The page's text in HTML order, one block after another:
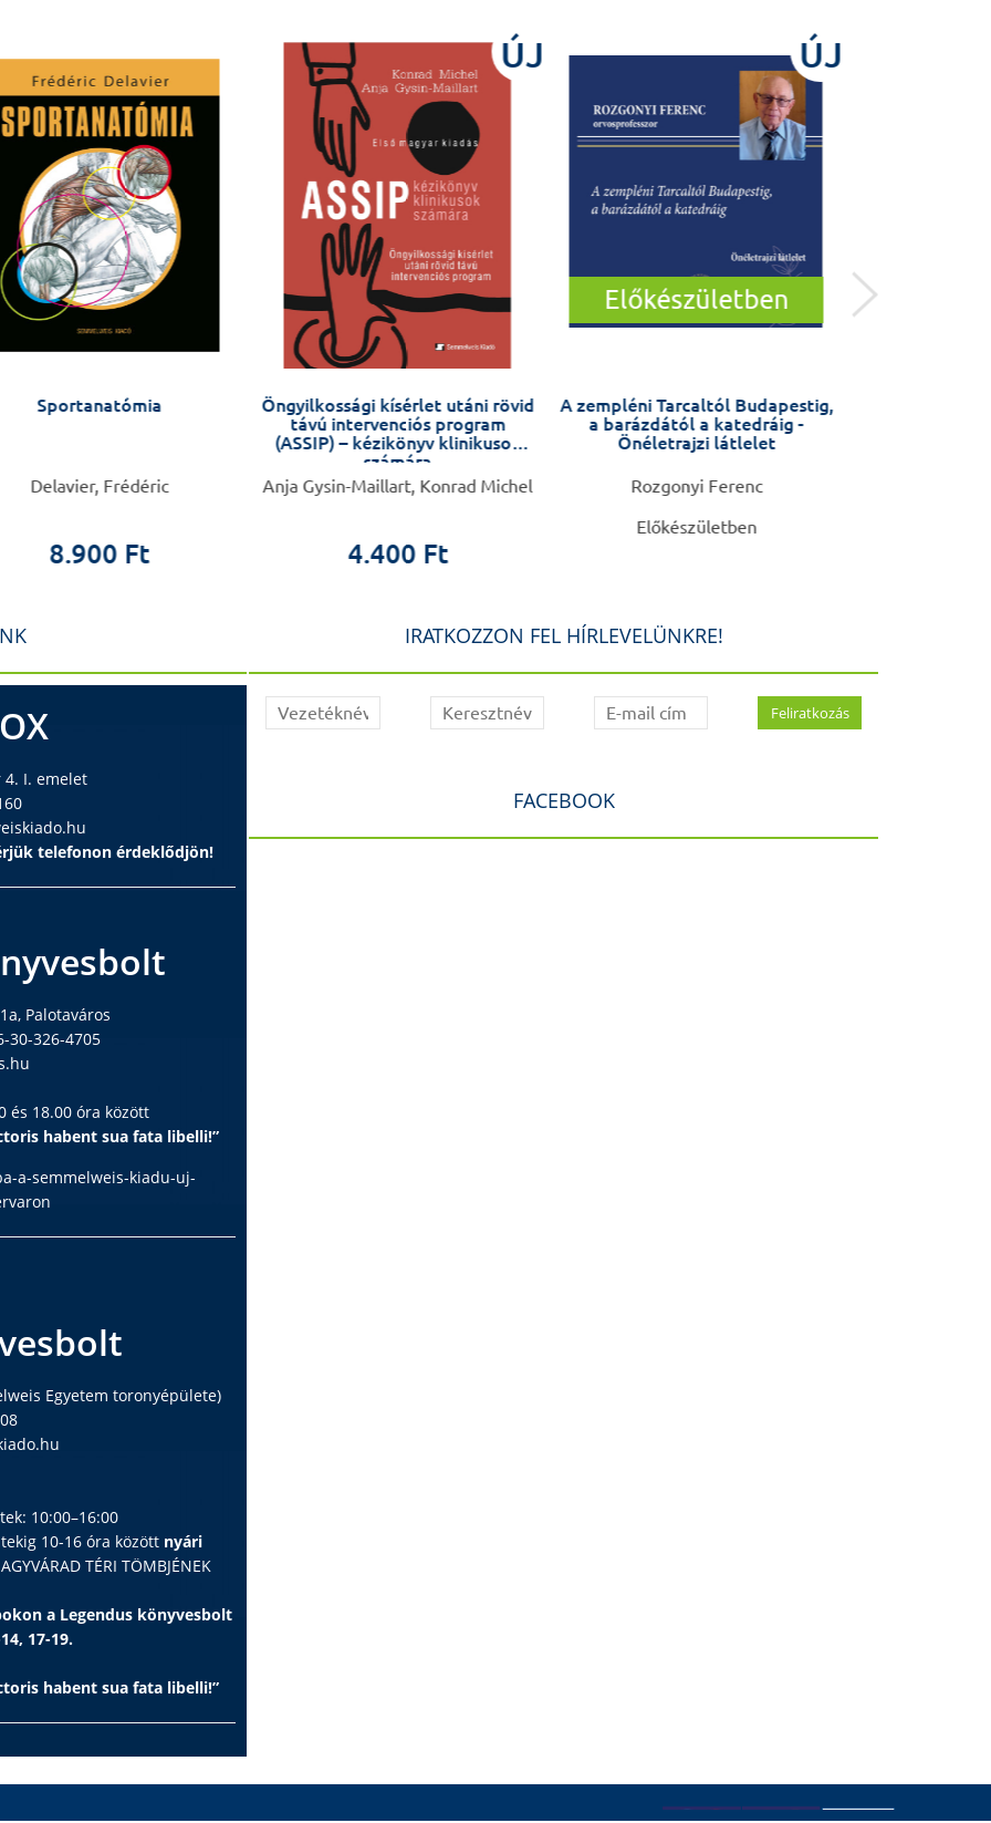
Sportanatómia
Delavier, Frédéric
8.900 Ft
ÚJ
Öngyilkossági kísérlet utáni rövid
távú intervenciós program
(ASSIP) – kézikönyv klinikusok
számára
Anja Gysin-Maillart, Konrad Michel
4.400 Ft
ÚJ
Előkészületben
A zempléni Tarcaltól Budapestig,
a barázdától a katedráig -
Önéletrajzi látlelet
Rozgonyi Ferenc
Előkészületben
4. I. emelet
telefonon érdeklődjön!
Palotaváros
30-326-4705
és 18.00 óra között
habent sua fata libelli!”
a-semmelweis-kiadu-uj-
Egyetem toronyépülete)
10:00–16:00
10-16 óra között nyári
TÉRI TÖMBJÉNEK
a Legendus könyvesbolt
17-19.
habent sua fata libelli!”
IRATKOZZON FEL HÍRLEVELÜNKRE!
FACEBOOK
Könyvesbolt